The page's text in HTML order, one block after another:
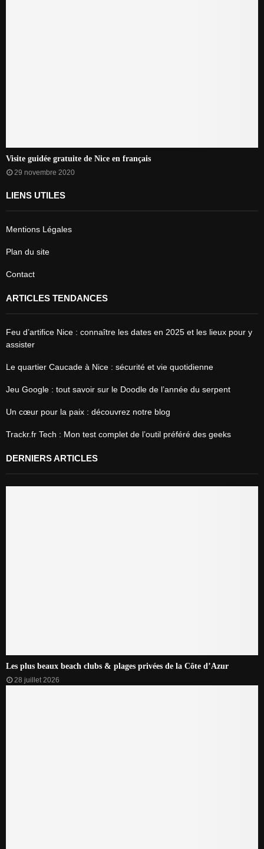
Visite guidée gratuite de Nice en français
29 novembre 2020
LIENS UTILES
Mentions Légales
Plan du site
Contact
ARTICLES TENDANCES
Feu d’artifice Nice : connaître les dates en 2025 et les lieux pour y
assister
Le quartier Caucade à Nice : sécurité et vie quotidienne
Jeu Google : tout savoir sur le Doodle de l’année du serpent
Un cœur pour la paix : découvrez notre blog
Trackr.fr Tech : Mon test complet de l’outil préféré des geeks
DERNIERS ARTICLES
Les plus beaux beach clubs & plages privées de la Côte d’Azur
28 juillet 2026